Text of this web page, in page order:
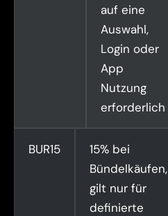
auf eine
Auswahl,
Login oder
App
Nutzung
erforderlich
BUR15
15% bei
Bündelkäufen,
gilt nur für
definierte